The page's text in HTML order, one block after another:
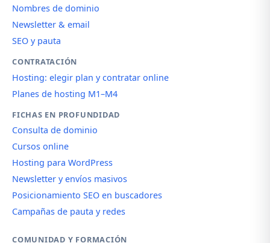
Nombres de dominio
Newsletter & email
SEO y pauta
CONTRATACIÓN
Hosting: elegir plan y contratar online
Planes de hosting M1–M4
FICHAS EN PROFUNDIDAD
Consulta de dominio
Cursos online
Hosting para WordPress
Newsletter y envíos masivos
Posicionamiento SEO en buscadores
Campañas de pauta y redes
COMUNIDAD Y FORMACIÓN